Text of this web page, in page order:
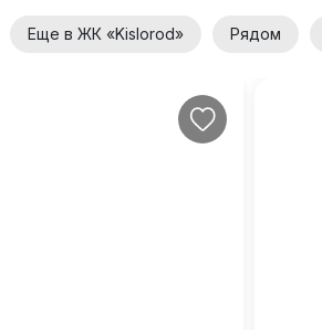
Еще в ЖК «Kislorod» Рядом